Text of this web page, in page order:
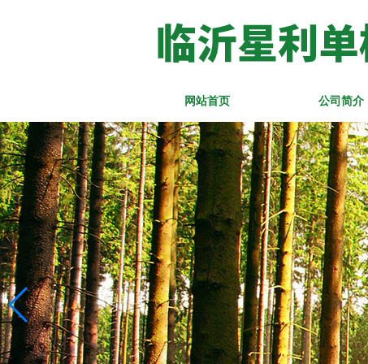
网站首页 公司简介